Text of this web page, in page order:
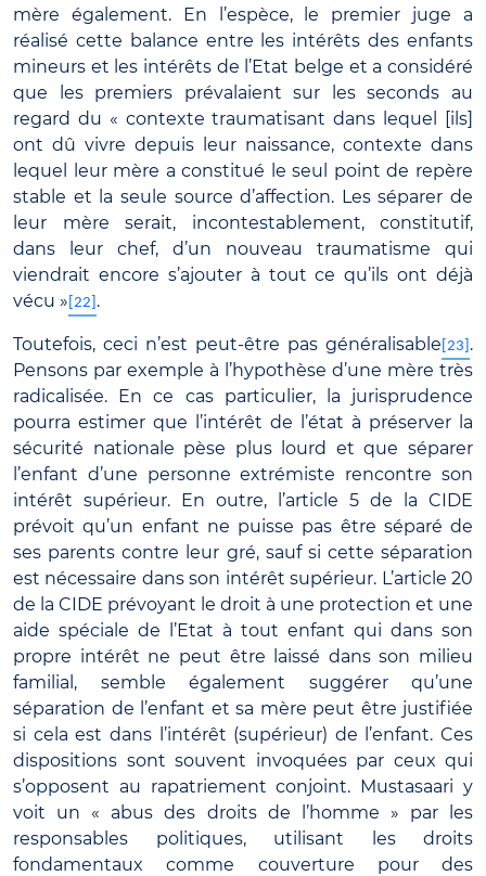
mère également. En l’espèce, le premier juge a
réalisé cette balance entre les intérêts des enfants
mineurs et les intérêts de l’Etat belge et a considéré
que les premiers prévalaient sur les seconds au
regard du « contexte traumatisant dans lequel [ils]
ont dû vivre depuis leur naissance, contexte dans
lequel leur mère a constitué le seul point de repère
stable et la seule source d’affection. Les séparer de
leur mère serait, incontestablement, constitutif,
dans leur chef, d’un nouveau traumatisme qui
viendrait encore s’ajouter à tout ce qu’ils ont déjà
vécu » [22] .
Toutefois, ceci n’est peut-être pas généralisable [23] .
Pensons par exemple à l’hypothèse d’une mère très
radicalisée. En ce cas particulier, la jurisprudence
pourra estimer que l’intérêt de l’état à préserver la
sécurité nationale pèse plus lourd et que séparer
l’enfant d’une personne extrémiste rencontre son
intérêt supérieur. En outre, l’article 5 de la CIDE
prévoit qu’un enfant ne puisse pas être séparé de
ses parents contre leur gré, sauf si cette séparation
est nécessaire dans son intérêt supérieur. L’article 20
de la CIDE prévoyant le droit à une protection et une
aide spéciale de l’Etat à tout enfant qui dans son
propre intérêt ne peut être laissé dans son milieu
familial, semble également suggérer qu’une
séparation de l’enfant et sa mère peut être justifiée
si cela est dans l’intérêt (supérieur) de l’enfant. Ces
dispositions sont souvent invoquées par ceux qui
s’opposent au rapatriement conjoint. Mustasaari y
voit un « abus des droits de l’homme » par les
responsables politiques, utilisant les droits
fondamentaux comme couverture pour des